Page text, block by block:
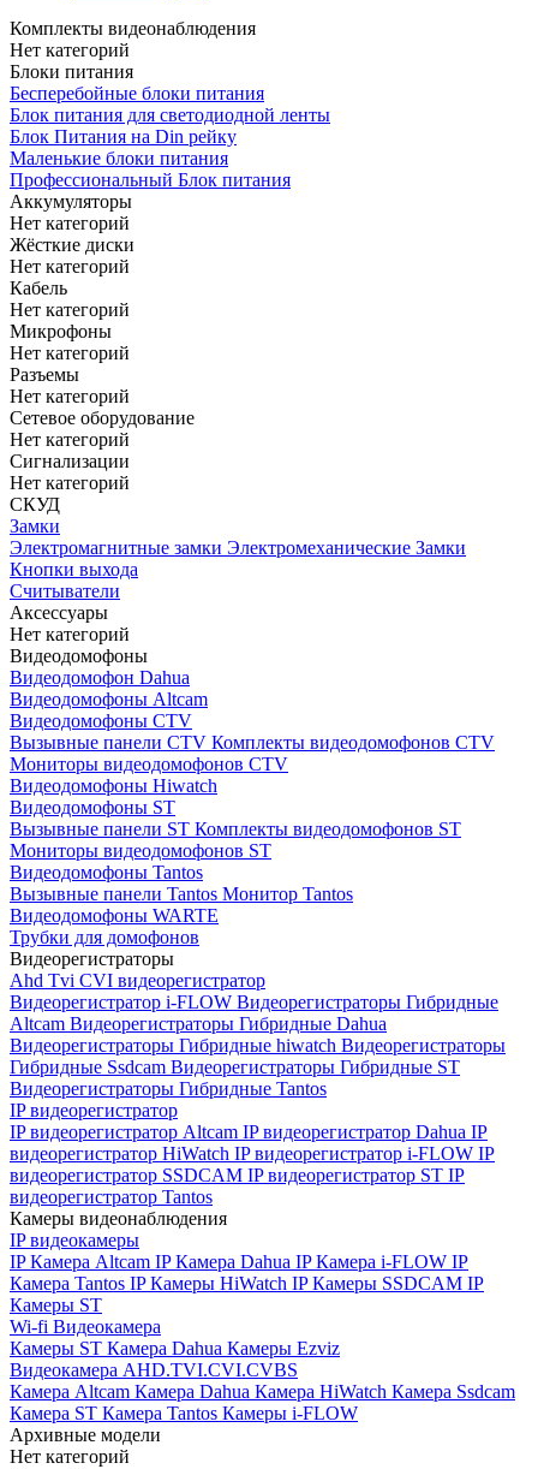
Комплекты видеонаблюдения
Нет категорий
Блоки питания
Бесперебойные блоки питания
Блок питания для светодиодной ленты
Блок Питания на Din рейку
Маленькие блоки питания
Профессиональный Блок питания
Аккумуляторы
Нет категорий
Жёсткие диски
Нет категорий
Кабель
Нет категорий
Микрофоны
Нет категорий
Разъемы
Нет категорий
Сетевое оборудование
Нет категорий
Сигнализации
Нет категорий
СКУД
Замки
Электромагнитные замки Электромеханические Замки
Кнопки выхода
Считыватели
Аксессуары
Нет категорий
Видеодомофоны
Видеодомофон Dahua
Видеодомофоны Altcam
Видеодомофоны CTV
Вызывные панели CTV Комплекты видеодомофонов CTV
Мониторы видеодомофонов CTV
Видеодомофоны Hiwatch
Видеодомофоны ST
Вызывные панели ST Комплекты видеодомофонов ST
Мониторы видеодомофонов ST
Видеодомофоны Tantos
Вызывные панели Tantos Монитор Tantos
Видеодомофоны WARTE
Трубки для домофонов
Видеорегистраторы
Ahd Tvi CVI видеорегистратор
Видеорегистратор i-FLOW Видеорегистраторы Гибридные
Altcam Видеорегистраторы Гибридные Dahua
Видеорегистраторы Гибридные hiwatch Видеорегистраторы
Гибридные Ssdcam Видеорегистраторы Гибридные ST
Видеорегистраторы Гибридные Tantos
IP видеорегистратор
IP видеорегистратор Altcam IP видеорегистратор Dahua IP
видеорегистратор HiWatch IP видеорегистратор i-FLOW IP
видеорегистратор SSDCAM IP видеорегистратор ST IP
видеорегистратор Tantos
Камеры видеонаблюдения
IP видеокамеры
IP Камера Altcam IP Камера Dahua IP Камера i-FLOW IP
Камера Tantos IP Камеры HiWatch IP Камеры SSDCAM IP
Камеры ST
Wi-fi Видеокамера
Камеры ST Камера Dahua Камеры Ezviz
Видеокамера AHD.TVI.CVI.CVBS
Камера Altcam Камера Dahua Камера HiWatch Камера Ssdcam
Камера ST Камера Tantos Камеры i-FLOW
Архивные модели
Нет категорий